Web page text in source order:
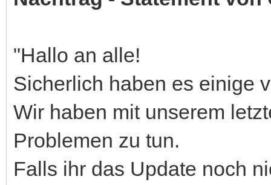
"Hallo an alle!
Sicherlich haben es einige
Wir haben mit unserem
Problemen zu tun.
Falls ihr das Update noch